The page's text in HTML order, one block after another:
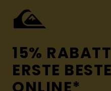
15%
ERSTE